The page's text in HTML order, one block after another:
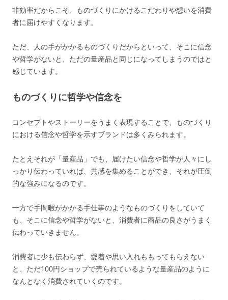
非効率だからこそ、ものづくりにかけるこだわりや想いを消費
者に届けやすくなります。
ただ、人の手がかかるものづくりだからといって、そこに信念
や哲学がないと、ただの量産品と同じになってしまうのではと
感じています。
ものづくりに哲学や信念を
コンセプトやストーリーをうまく表現することで、ものづくり
における信念や哲学を示すブランドは多くみられます。
たとえそれが「量産品」でも、届けたい信念や哲学が人々にし
っかり伝わっていれば、共感を集めることができ、それが圧倒
的な強みになるのです。
一方で手間暇がかかる手仕事のようなものづくりをしていて
も、そこに信念や哲学がないと、消費者に商品の良さがうまく
伝わっていきません。
消費者に少も伝わらず、愛着や思い入れももってもらえない
と、ただ100円ショップで売られているような量産品のように
なんとなく消費されていくのです。